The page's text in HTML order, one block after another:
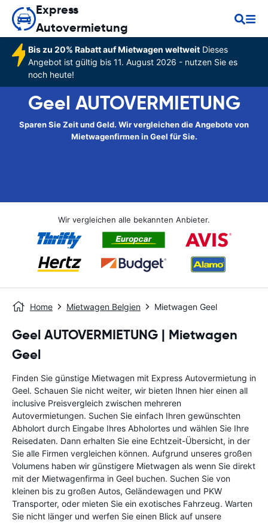
Express
Autovermietung
Bis zu 20% Rabatt auf Mietwagen weltweitDieses
Angebot ist gültig bis 11. August 2026 - nutzen Sie es
noch heute!
Geel AUTOVERMIETUNG
Sparen Sie Zeit und Geld. Wir vergleichen die Angebote von
Mietwagenfirmen in Geel für Sie.
Wir vergleichen alle bekannten Anbieter.
Home Mietwagen Belgien Mietwagen Geel
Geel AUTOVERMIETUNG | Mietwagen
Geel
Finden Sie günstige Mietwagen mit Express Autovermietung in
Geel. Schauen Sie nicht weiter, wir bieten Ihnen hier einen all
inclusive Preisvergleich zwischen mehreren
Autovermietungen. Suchen Sie einfach Ihren gewünschten
Abholort durch Eingabe Ihres Abholortes und wählen Sie Ihre
Reisedaten. Dann erhalten Sie eine Echtzeit-Übersicht, in der
Sie alle Firmen vergleichen können. Aufgrund unseres großen
Volumens haben wir günstigere Mietwagen als wenn Sie direkt
mit der Mietwagenfirma in Geel buchen. Suchen Sie von
kleinen bis zu großen Autos, Geländewagen und PKW
Transporter, oder mieten Sie ein exotisches Fahrzeug. Warten
Sie nicht länger und werfen Sie einen Blick auf unsere